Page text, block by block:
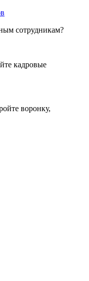
сотрудникам?
кадровые
воронку,